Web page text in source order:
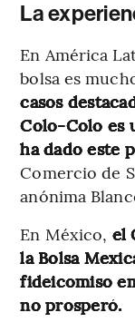
La
En América
bolsa es
casos
Colo-Colo es
ha dado este
Comercio de
anónima
En México, el
la Bolsa
fideicomiso
no prosperó.